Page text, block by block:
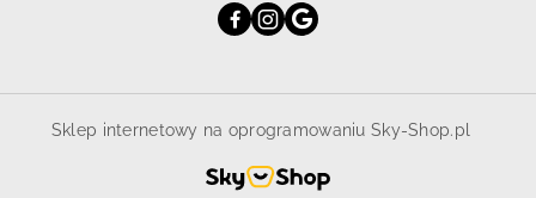
Sklep internetowy na oprogramowaniu Sky-Shop.pl